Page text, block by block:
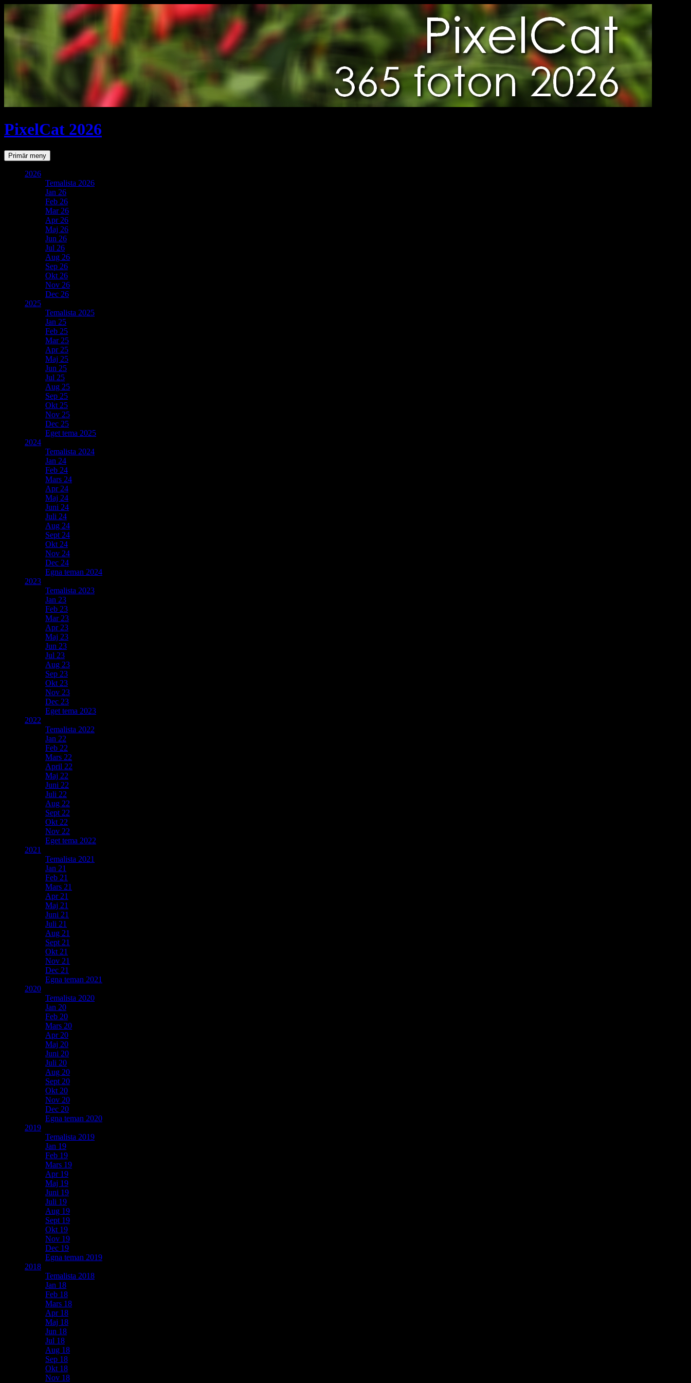
PixelCat 2026
SökPrimär meny Gå
till
2026
Temalista 2026
Jan 26
Feb 26
Mar 26
Apr 26
Maj 26
Jun 26
Jul 26
Aug 26
Sep 26
Okt 26
Nov 26
Dec 26
2025
Temalista 2025
Jan 25
Feb 25
Mar 25
Apr 25
Maj 25
Jun 25
Jul 25
Aug 25
Sep 25
Okt 25
Nov 25
Dec 25
Eget tema 2025
2024
Temalista 2024
Jan 24
Feb 24
Mars 24
Apr 24
Maj 24
Juni 24
Juli 24
Aug 24
Sept 24
Okt 24
Nov 24
Dec 24
Egna teman 2024
2023
Temalista 2023
Jan 23
Feb 23
Mar 23
Apr 23
Maj 23
Jun 23
Jul 23
Aug 23
Sep 23
Okt 23
Nov 23
Dec 23
Eget tema 2023
2022
Temalista 2022
Jan 22
Feb 22
Mars 22
April 22
Maj 22
Juni 22
Juli 22
Aug 22
Sept 22
Okt 22
Nov 22
Eget tema 2022
2021
Temalista 2021
Jan 21
Feb 21
Mars 21
Apr 21
Maj 21
Juni 21
Juli 21
Aug 21
Sept 21
Okt 21
Nov 21
Dec 21
Egna teman 2021
2020
Temalista 2020
Jan 20
Feb 20
Mars 20
Apr 20
Maj 20
Juni 20
Juli 20
Aug 20
Sept 20
Okt 20
Nov 20
Dec 20
Egna teman 2020
2019
Temalista 2019
Jan 19
Feb 19
Mars 19
Apr 19
Maj 19
Juni 19
Juli 19
Aug 19
Sept 19
Okt 19
Nov 19
Dec 19
Egna teman 2019
2018
Temalista 2018
Jan 18
Feb 18
Mars 18
Apr 18
Maj 18
Jun 18
Jul 18
Aug 18
Sep 18
Okt 18
Nov 18